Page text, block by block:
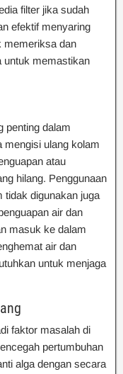
filter jika sudah
efektif menyaring
memeriksa dan
untuk memastikan
penting dalam
mengisi ulang kolam
atau
hilang. Penggunaan
tidak digunakan juga
air dan
masuk ke dalam
air dan
untuk menjaga
faktor masalah di
pertumbuhan
alga dengan secara